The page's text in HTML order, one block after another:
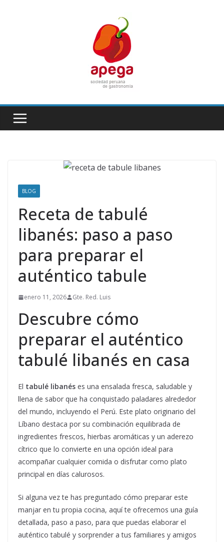
BLOG
Receta de tabulé
libanés: paso a paso
para preparar el
auténtico tabule
enero 11, 2026 Gte. Red. Luis
Descubre cómo
preparar el auténtico
tabulé libanés en casa
El tabulé libanés es una ensalada fresca, saludable y
llena de sabor que ha conquistado paladares alrededor
del mundo, incluyendo el Perú. Este plato originario del
Líbano destaca por su combinación equilibrada de
ingredientes frescos, hierbas aromáticas y un aderezo
cítrico que lo convierte en una opción ideal para
acompañar cualquier comida o disfrutar como plato
principal en días calurosos.
Si alguna vez te has preguntado cómo preparar este
manjar en tu propia cocina, aquí te ofrecemos una guía
detallada, paso a paso, para que puedas elaborar el
auténtico tabulé y sorprender a tus familiares y amigos